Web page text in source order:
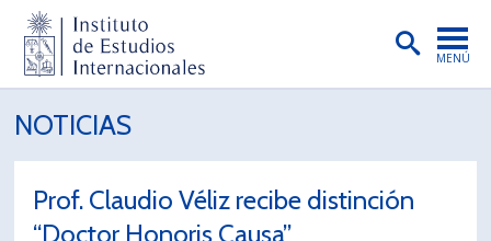
MENÚ
INSTITUTO
PREGRADO
NOTICIAS
Prof. Claudio Véliz recibe distinción
“Doctor Honoris Causa”